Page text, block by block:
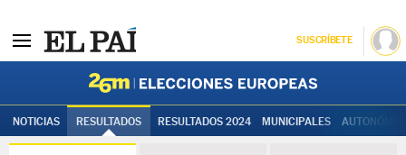
SUSCRÍBETE
NOTICIAS RESULTADOS RESULTADOS 2024 MUNICIPALES